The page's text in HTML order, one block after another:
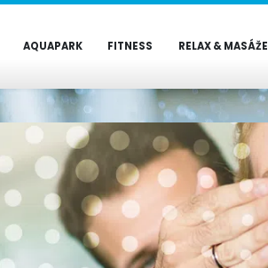
AQUAPARK FITNESS RELAX & MASÁŽE